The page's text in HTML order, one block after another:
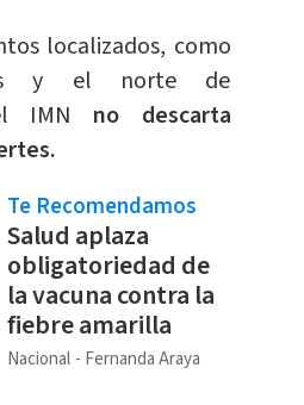
localizados, como
y el norte de
IMN no descarta
Te Recomendamos
Salud aplaza
obligatoriedad de
la vacuna contra la
fiebre amarilla
Nacional Fernanda Araya